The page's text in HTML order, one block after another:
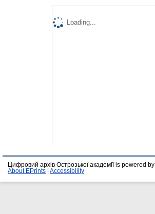
Loading...
Цифровий архів Острозької академії is powered by
About EPrints
Accessibility